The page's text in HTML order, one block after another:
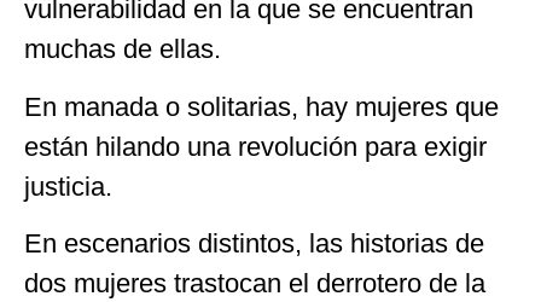
vulnerabilidad en la que se encuentran
muchas de ellas.
En manada o solitarias, hay mujeres que
están hilando una revolución para exigir
justicia.
En escenarios distintos, las historias de
dos mujeres trastocan el derrotero de la